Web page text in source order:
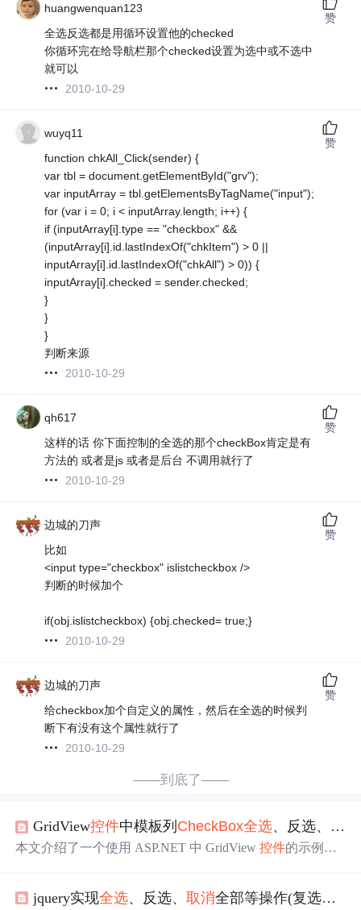
huangwenquan123
全选反选都是用循环设置他的checked
你循环完在给导航栏那个checked设置为选中或不选中
就可以
2010-10-29
赞
wuyq11
function chkAll_Click(sender) {
var tbl = document.getElementById("grv");
var inputArray = tbl.getElementsByTagName("input");
for (var i = 0; i < inputArray.length; i++) {
if (inputArray[i].type == "checkbox" &&
(inputArray[i].id.lastIndexOf("chkItem") > 0 ||
inputArray[i].id.lastIndexOf("chkAll") > 0)) {
inputArray[i].checked = sender.checked;
}
}
}
判断来源
2010-10-29
赞
qh617
这样的话 你下面控制的全选的那个checkBox肯定是有
方法的 或者是js 或者是后台 不调用就行了
2010-10-29
赞
边城的刀声
比如
<input type="checkbox" islistcheckbox />
判断的时候加个
if(obj.islistcheckbox) {obj.checked= true;}
2010-10-29
赞
边城的刀声
给checkbox加个自定义的属性，然后在全选的时候判
断下有没有这个属性就行了
2010-10-29
赞
——到底了——
GridView控件中模板列 CheckBox全选、反选、 取消
本文介绍了一个使用 ASP.NET 中 GridView控件的示例，
jquery实现全选、反选、取消全部等操作(复选框